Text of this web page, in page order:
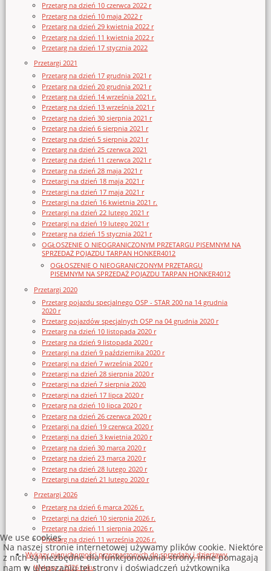
Przetarg na dzień 10 czerwca 2022 r
Przetarg na dzień 10 maja 2022 r
Przetarg na dzień 29 kwietnia 2022 r
Przetarg na dzień 11 kwietnia 2022 r
Przetarg na dzień 17 stycznia 2022
Przetargi 2021
Przetarg na dzień 17 grudnia 2021 r
Przetarg na dzień 20 grudnia 2021 r
Przetarg na dzień 14 września 2021 r.
Przetarg na dzień 13 września 2021 r
Przetarg na dzień 30 sierpnia 2021 r
Przetarg na dzień 6 sierpnia 2021 r
Przetarg na dzień 5 sierpnia 2021 r
Przetarg na dzień 25 czerwca 2021
Przetarg na dzień 11 czerwca 2021 r
Przetarg na dzień 28 maja 2021 r
Przetargi na dzień 18 maja 2021 r
Przetargi na dzień 17 maja 2021 r
Przetargi na dzień 16 kwietnia 2021 r.
Przetargi na dzień 22 lutego 2021 r
Przetargi na dzień 19 lutego 2021 r
Przetarg na dzień 15 stycznia 2021 r
OGŁOSZENIE O NIEOGRANICZONYM PRZETARGU PISEMNYM NA
SPRZEDAŻ POJAZDU TARPAN HONKER4012
OGŁOSZENIE O NIEOGRANICZONYM PRZETARGU
PISEMNYM NA SPRZEDAŻ POJAZDU TARPAN HONKER4012
Przetargi 2020
Przetarg pojazdu specjalnego OSP - STAR 200 na 14 grudnia
2020 r
Przetarg pojazdów specjalnych OSP na 04 grudnia 2020 r
Przetarg na dzień 10 listopada 2020 r
Przetarg na dzień 9 listopada 2020 r
Przetargi na dzień 9 października 2020 r
Przetargi na dzień 7 września 2020 r
Przetargi na dzień 28 sierpnia 2020 r
Przetargi na dzień 7 sierpnia 2020
Przetargi na dzień 17 lipca 2020 r
Przetarg na dzień 10 lipca 2020 r
Przetarg na dzień 26 czerwca 2020 r
Przetargi na dzień 19 czerwca 2020 r
Przetargi na dzień 3 kwietnia 2020 r
Przetarg na dzień 30 marca 2020 r
Przetarg na dzień 23 marca 2020 r
Przetarg na dzień 28 lutego 2020 r
Przetargi na dzień 21 lutego 2020 r
Przetargi 2026
Przetarg na dzień 6 marca 2026 r.
Przetargi na dzień 10 sierpnia 2026 r.
Przetarg na dzień 11 sierpnia 2026 r.
Przetarg na dzień 11 września 2026 r.
Wykazy nieruchomości przeznaczonych do sprzedaży i dzierżawy
Wykazy z 2026 roku
We use cookies
Na naszej stronie internetowej używamy plików cookie. Niektóre
z nich są niezbędne dla funkcjonowania strony, inne pomagają
nam w ulepszaniu tej strony i doświadczeń użytkownika